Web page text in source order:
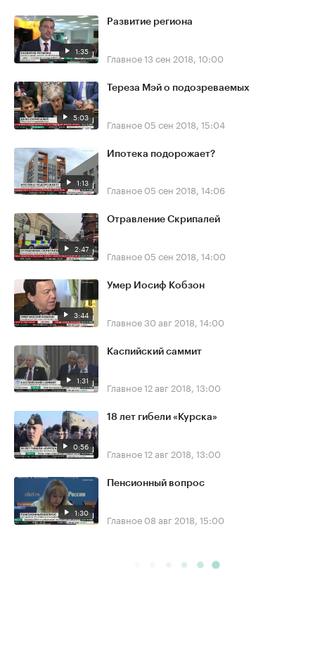
1:35
Развитие региона
Главное13 сен 2018, 10:00
5:03
Тереза Мэй о подозреваемых
Главное 05 сен 2018, 15:04
1:13
Ипотека подорожает?
Главное 05 сен 2018, 14:06
2:47
Отравление Скрипалей
Главное 05 сен 2018, 14:00
3:44
Умер Иосиф Кобзон
Главное30 авг 2018, 14:00
1:31
Каспийский саммит
Главное12 авг 2018, 13:00
0:56
18 лет гибели «Курска»
Главное12 авг 2018, 13:00
1:30
Пенсионный вопрос
Главное 08 авг 2018, 15:00